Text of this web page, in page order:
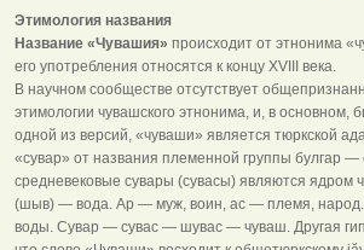
Этимология названия
Название «Чувашия» происходит от этнонима
его употребления относятся к концу XVIII века.
В научном сообществе отсутствует
этимологии чувашского этнонима, и, в основном,
одной из версий, «чуваши» является тюркской
«сувар» от названия племенной группы булгар —
средневековые сувары (сувасы) являются ядром
(шыв) — вода. Ар — муж, воин, ас — племя,
воды. Сувар — сувас — шувас — чуваш. Другая